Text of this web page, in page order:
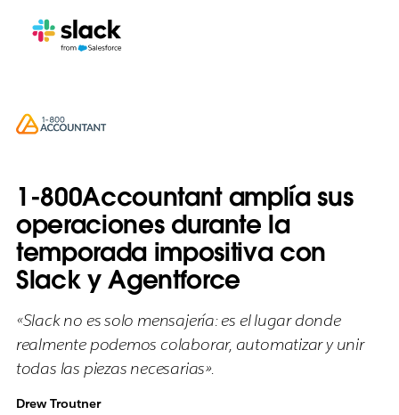
1-800Accountant amplía sus
operaciones durante la
temporada impositiva con
Slack y Agentforce
«Slack no es solo mensajería: es el lugar donde
realmente podemos colaborar, automatizar y unir
todas las piezas necesarias».
Drew Troutner